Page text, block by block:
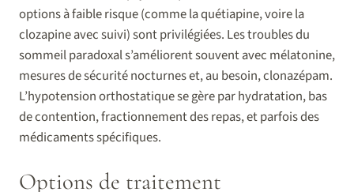
options à faible risque (comme la quétiapine, voire la
clozapine avec suivi) sont privilégiées. Les troubles du
sommeil paradoxal s’améliorent souvent avec mélatonine,
mesures de sécurité nocturnes et, au besoin, clonazépam.
L’hypotension orthostatique se gère par hydratation, bas
de contention, fractionnement des repas, et parfois des
médicaments spécifiques.
Options de traitement